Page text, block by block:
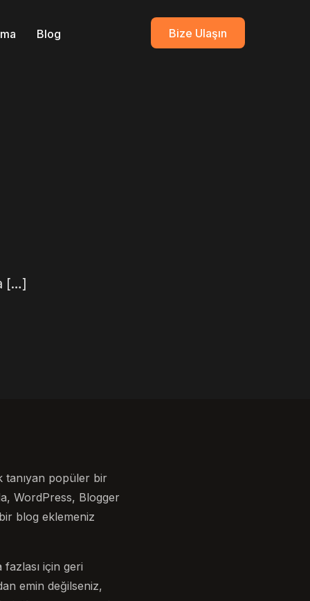
Blog Bize Ulaşın
[…]
tanıyan popüler bir
WordPress, Blogger
blog eklemeniz
için geri
emin değilseniz,